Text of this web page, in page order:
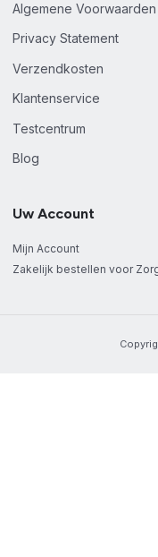
Algemene Voorwaarden
Privacy Statement
Verzendkosten
Klantenservice
Testcentrum
Blog
Uw Account
Mijn Account
Zakelijk bestellen voor